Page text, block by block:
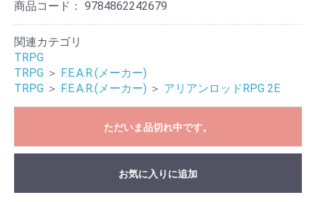
商品コード： 9784862242679
関連カテゴリ
TRPG
TRPG ＞ F.E.A.R.(メーカー)
TRPG ＞ F.E.A.R.(メーカー) ＞ アリアンロッドRPG 2E
ただいま品切れ中です。
お気に入りに追加